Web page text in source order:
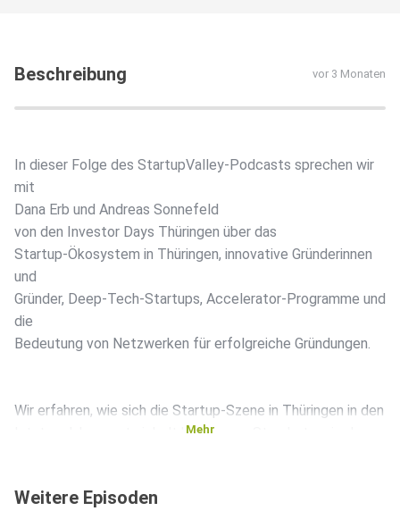
Beschreibung vor 3 Monaten
In dieser Folge des StartupValley-Podcasts sprechen wir
mit
Dana Erb und Andreas Sonnefeld
von den Investor Days Thüringen über das
Startup-Ökosystem in Thüringen, innovative Gründerinnen
und
Gründer, Deep-Tech-Startups, Accelerator-Programme und
die
Bedeutung von Netzwerken für erfolgreiche Gründungen.
Wir erfahren, wie sich die Startup-Szene in Thüringen in den
letzten Jahren entwickelt hat, warum Standorte wie Jena,
Startups
Mehr
Weitere Episoden